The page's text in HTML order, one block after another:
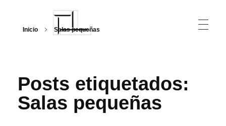
Inicio Salas pequeñas
Posts etiquetados:
Salas pequeñas